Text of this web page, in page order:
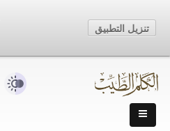
تنزيل التطبيق